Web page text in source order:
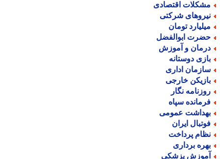
اقتصادی
شرکتی
تومان
ابوالفضل
و آموزش
دوستانه
اداری
خارجی
نگار
سپاه
عمومی
ایران
پرداخت
برداری
پزشکی